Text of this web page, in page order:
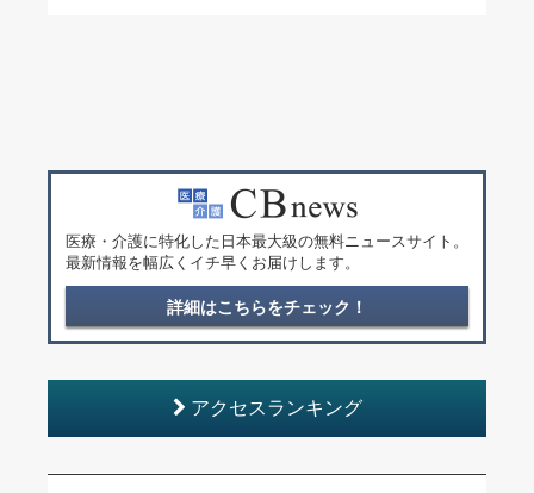
医療・介護に特化した日本最大級の無料ニュースサイト。
最新情報を幅広くイチ早くお届けします。
詳細はこちらをチェック！
アクセスランキング